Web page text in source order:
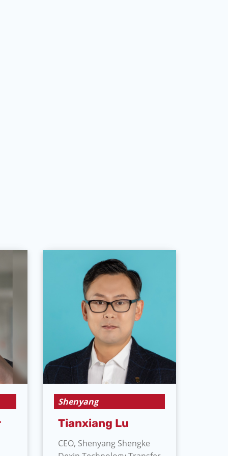
Shenyang
Tianxiang Lu
CEO, Shenyang Shengke